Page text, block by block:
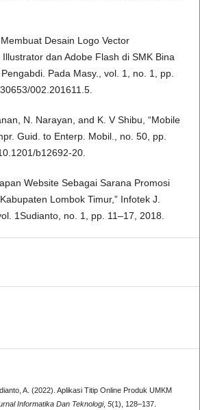
Desain Logo Vector
dan Adobe Flash di SMK Bina
Pada Masy., vol. 1, no. 1, pp.
002.201611.5.
N. Narayan, and K. V Shibu, “Mobile
Guid. to Enterp. Mobil., no. 50, pp.
b12692-20.
Website Sebagai Sarana Promosi
Lombok Timur,” Infotek J.
1Sudianto, no. 1, pp. 11–17, 2018.
A. (2022). Aplikasi Titip Online Produk UMKM
Informatika Dan Teknologi, 5(1), 128–137.